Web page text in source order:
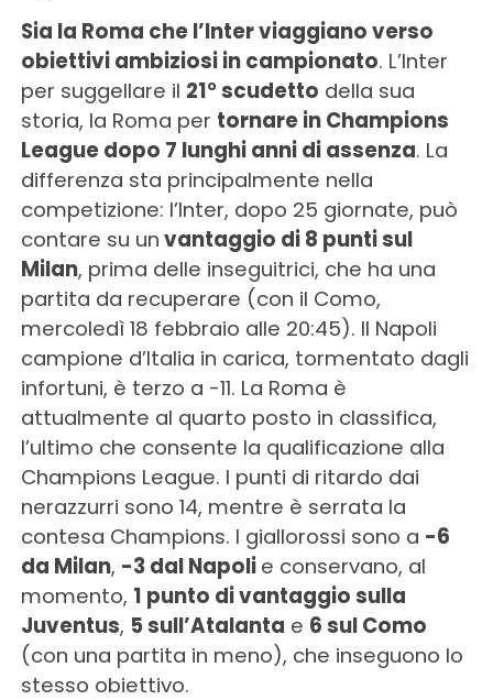
Sia la Roma che l’Inter viaggiano verso
obiettivi ambiziosi in campionato. L’Inter
per suggellare il 21° scudetto della sua
storia, la Roma per tornare in Champions
League dopo 7 lunghi anni di assenza. La
differenza sta principalmente nella
competizione: l’Inter, dopo 25 giornate, può
contare su un vantaggio di 8 punti sul
Milan, prima delle inseguitrici, che ha una
partita da recuperare (con il Como,
mercoledì 18 febbraio alle 20:45). Il Napoli
campione d’Italia in carica, tormentato dagli
infortuni, è terzo a -11. La Roma è
attualmente al quarto posto in classifica,
l’ultimo che consente la qualificazione alla
Champions League. I punti di ritardo dai
nerazzurri sono 14, mentre è serrata la
contesa Champions. I giallorossi sono a -6
da Milan, -3 dal Napoli e conservano, al
momento, 1 punto di vantaggio sulla
Juventus, 5 sull’Atalanta e 6 sul Como
(con una partita in meno), che inseguono lo
stesso obiettivo.